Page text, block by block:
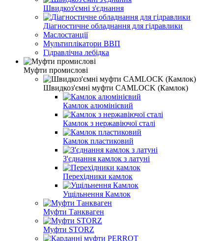
Швидкоз'ємні з'єднання
Діагностичне обладнання для гідравлики
Маслостанції
Мультиплікатори ВВП
Гідравлічна лебідка
Муфти промислові
Швидкоз'ємні муфти CAMLOCK (Камлок)
Камлок алюмінієвий
Камлок з нержавіючої сталі
Камлок пластиковий
З'єднання камлок з латуні
Перехідники камлок
Ущільнення Камлок
Муфти Танкваген
Муфти STORZ